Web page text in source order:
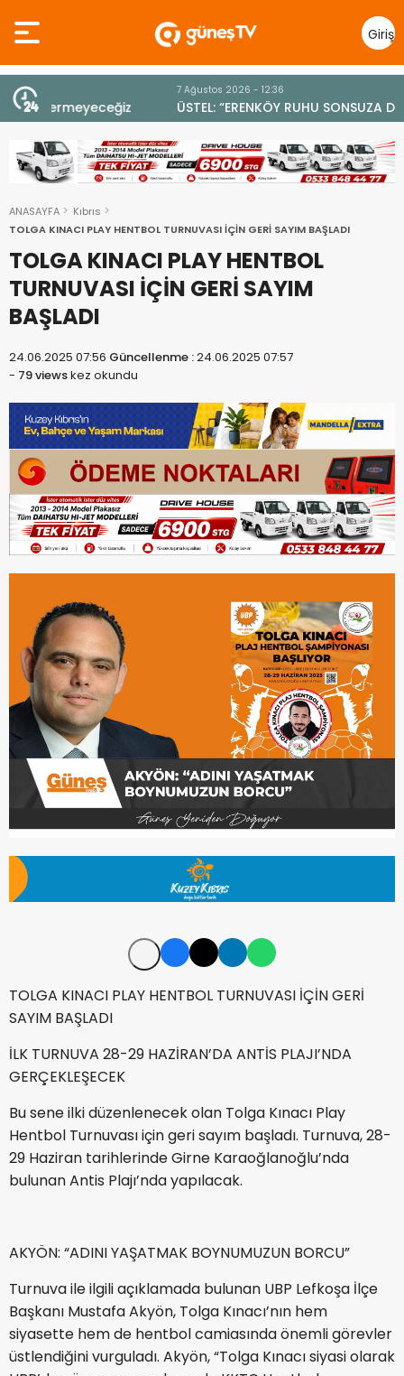
Giriş
Yap
ÜSTEL: “ERENKÖY RUHU SONSUZA DEK YAŞAYACAK”
ANASAYFA
Kıbrıs
TOLGA KINACI PLAY HENTBOL TURNUVASI İÇİN GERİ SAYIM BAŞLADI
TOLGA KINACI PLAY HENTBOL
TURNUVASI İÇİN GERİ SAYIM
BAŞLADI
24.06.2025 07:56 Güncellenme :24.06.2025 07:57
- 79 viewskez okundu
TOLGA KINACI PLAY HENTBOL TURNUVASI İÇİN GERİ
SAYIM BAŞLADI
İLK TURNUVA 28-29 HAZİRAN’DA ANTİS PLAJI’NDA
GERÇEKLEŞECEK
Bu sene ilki düzenlenecek olan Tolga Kınacı Play
Hentbol Turnuvası için geri sayım başladı. Turnuva, 28-
29 Haziran tarihlerinde Girne Karaoğlanoğlu’nda
bulunan Antis Plajı’nda yapılacak.
AKYÖN: “ADINI YAŞATMAK BOYNUMUZUN BORCU”
Turnuva ile ilgili açıklamada bulunan UBP Lefkoşa İlçe
Başkanı Mustafa Akyön, Tolga Kınacı’nın hem
siyasette hem de hentbol camiasında önemli görevler
üstlendiğini vurguladı. Akyön, “Tolga Kınacı siyasi olarak